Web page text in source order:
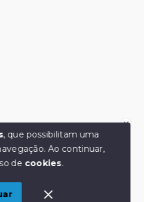
- Todos os direitos
disponível nesse
no Whatsapp.
chamar!
, que possibilitam uma
Ao continuar,
de cookies.